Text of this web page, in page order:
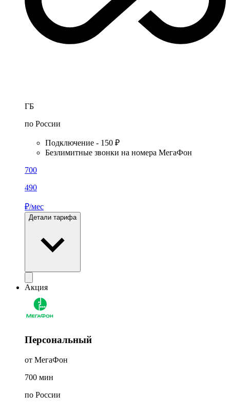
ГБ
по России
Подключение - 150 ₽
Безлимитные звонки на номера МегаФон
700
490
₽/мес
Детали тарифа
Акция
Персональный
от МегаФон
700 мин
по России